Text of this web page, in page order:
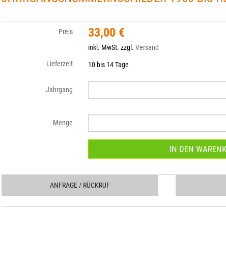
Preis 33,00 €
inkl. MwSt. zzgl.Versand
Lieferzeit
10 bis 14 Tage
Jahrgang
Menge
IN DEN
ANFRAGE / RÜCKRUF